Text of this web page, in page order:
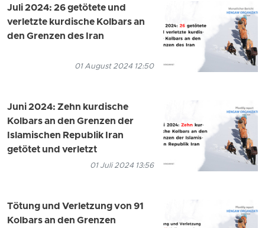
Juli 2024: 26 getötete und
verletzte kurdische Kolbars an
den Grenzen des Iran
01 August 2024 12:50
Juni 2024: Zehn kurdische
Kolbars an den Grenzen der
Islamischen Republik Iran
getötet und verletzt
01 Juli 2024 13:56
Tötung und Verletzung von 91
Kolbars an den Grenzen